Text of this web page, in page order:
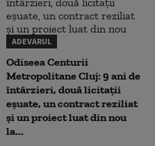
ADEVARUL
Odiseea Centurii
Metropolitane Cluj: 9 ani de
întârzieri, două licitații
eșuate, un contract reziliat
și un proiect luat din nou
la...